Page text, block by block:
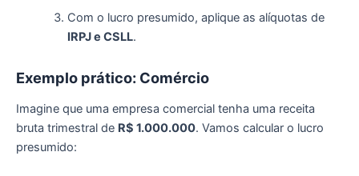
Com o lucro presumido, aplique as alíquotas de
IRPJ e CSLL.
Exemplo prático: Comércio
Imagine que uma empresa comercial tenha uma receita
bruta trimestral de R$ 1.000.000. Vamos calcular o lucro
presumido: